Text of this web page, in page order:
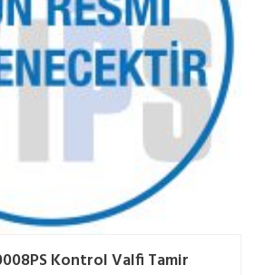
Kontrol Valfi Tamir